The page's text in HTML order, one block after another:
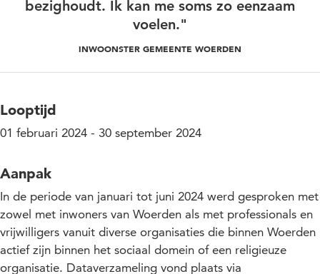
bezighoudt. Ik kan me soms zo eenzaam
voelen."
INWOONSTER GEMEENTE WOERDEN
Looptijd
01 februari 2024 - 30 september 2024
Aanpak
In de periode van januari tot juni 2024 werd gesproken met
zowel met inwoners van Woerden als met professionals en
vrijwilligers vanuit diverse organisaties die binnen Woerden
actief zijn binnen het sociaal domein of een religieuze
organisatie. Dataverzameling vond plaats via